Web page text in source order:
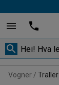
Vogner
Traller